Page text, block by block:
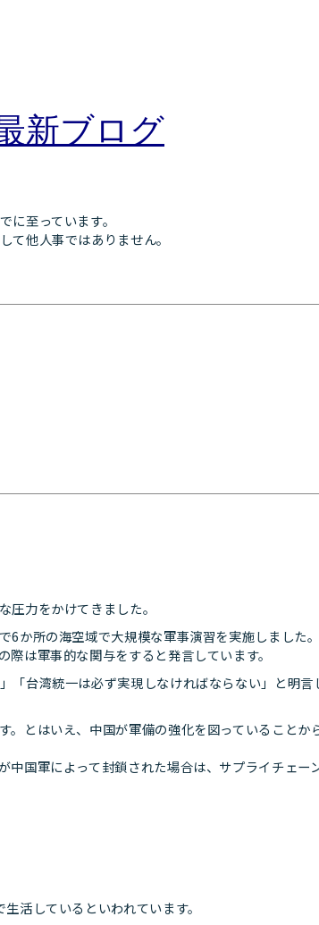
新ブログ
至っています。
他人事ではありません。
力をかけてきました。
か所の海空域で大規模な軍事演習を実施しました。
は軍事的な関与をすると発言しています。
「台湾統一は必ず実現しなければならない」と明言
とはいえ、中国が軍備の強化を図っていることか
国軍によって封鎖された場合は、サプライチェー
活しているといわれています。